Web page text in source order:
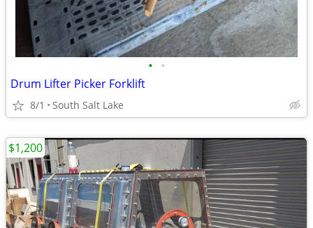
• •
Drum Lifter Picker Forklift
8/1 South Salt Lake
$1,200